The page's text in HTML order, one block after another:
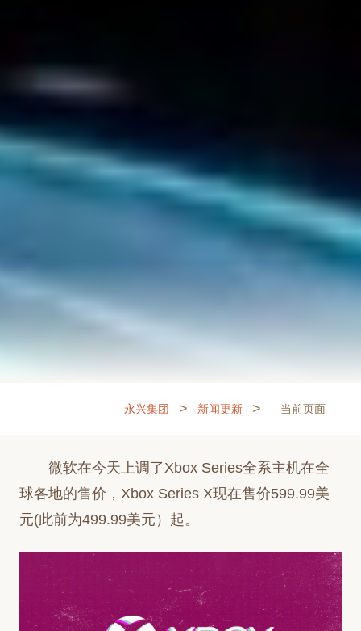
永兴集团 > 新闻更新 > 当前页面
微软在今天上调了Xbox Series全系主机在全
球各地的售价，Xbox Series X现在售价599.99美
元(此前为499.99美元）起。